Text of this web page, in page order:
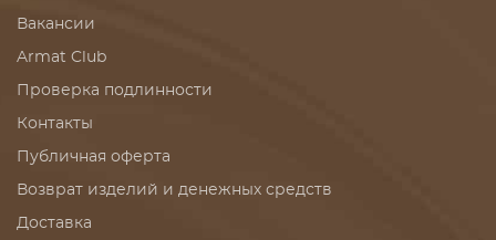
Вакансии
Armat Club
Проверка подлинности
Контакты
Публичная оферта
Возврат изделий и денежных средств
Доставка